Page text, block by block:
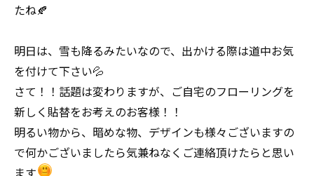
たね🍂
明日は、雪も降るみたいなので、出かける際は道中お気
を付けて下さい💦
さて！！話題は変わりますが、ご自宅のフローリングを
新しく貼替をお考えのお客様！！
明るい物から、暗めな物、デザインも様々ございますの
で何かございましたら気兼ねなくご連絡頂けたらと思い
ます